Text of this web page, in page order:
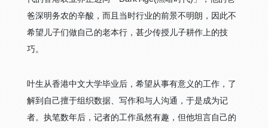
爸深明务农的辛酸，而且当时行业的前景不明朗，因此不
希望儿子们做自己的老本行，甚少传授儿子耕作上的技
巧。
叶生从香港中文大学毕业后，希望从事有意义的工作，了
解到自己擅于组织数据、写作和与人沟通，于是成为记
者。执笔数年后，记者的工作虽然有趣，但他坦言自己的